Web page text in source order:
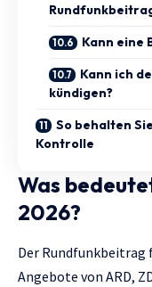
Kann eine
Kann ich
kündigen?
So behalten
Kontrolle
Was
2026?
Der
Angebote von ARD,